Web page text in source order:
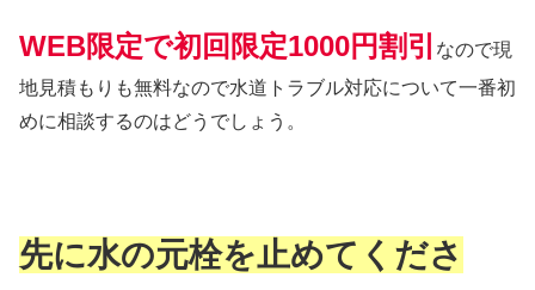
WEB限定で初回限定1000円割引
なので現
地見積もりも無料なので水道トラブル対応について一番初
めに相談するのはどうでしょう。
先に水の元栓を止めてくださ